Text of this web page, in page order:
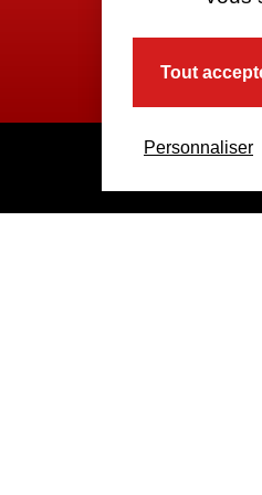
Tout
Personnaliser